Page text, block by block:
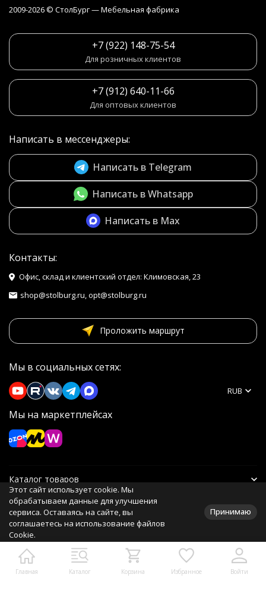
Главная Каталог Корзина Избранное Войти
2009-2026 © СтолБург — Мебeльная фабрика
+7 (922) 148-75-54
Для розничных клиентов
+7 (912) 640-11-66
Для оптовых клиентов
Написать в мессенджеры:
Написать в Telegram
Написать в Whatsapp
Написать в Max
Контакты:
Офис, склад и клиентский отдел: Климовская, 23
shop@stolburg.ru, opt@stolburg.ru
Проложить маршрут
Мы в социальных сетях:
Мы на маркетплейсах
RUB
Каталог товаров
Информация
Политика персональных данных
Этот сайт использует cookie. Мы
обрабатываем данные для улучшения
сервиса. Оставаясь на сайте, вы
соглашаетесь на использование файлов
Cookie.
Принимаю